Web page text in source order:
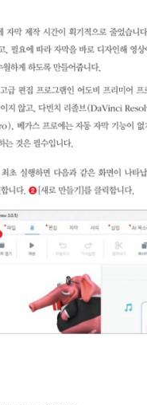
리즘을 망치는 나쁜 습관
때 이건 꼭 주의하세요!
시 주의해야 할 네 가지
운영 시 주의해야 할 점 네
는 잘되는 채널의 10가지
하고 있는가?
호 교류하고 있는가?
를 만드는가?
인지 파악했는가?
들 수 있는 주제인가?
검색할만한 주제인가?
하는 간단한 방법
관심을 끌 수 있는가?